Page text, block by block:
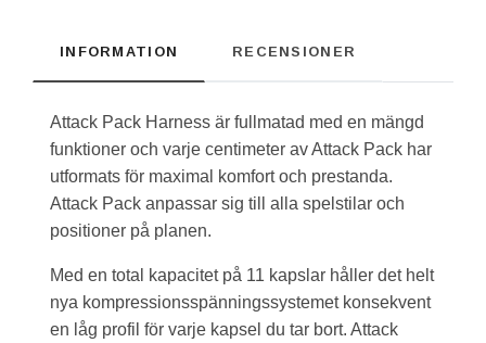
INFORMATION RECENSIONER
Attack Pack Harness är fullmatad med en mängd
funktioner och varje centimeter av Attack Pack har
utformats för maximal komfort och prestanda.
Attack Pack anpassar sig till alla spelstilar och
positioner på planen.
Med en total kapacitet på 11 kapslar håller det helt
nya kompressionsspänningssystemet konsekvent
en låg profil för varje kapsel du tar bort. Attack